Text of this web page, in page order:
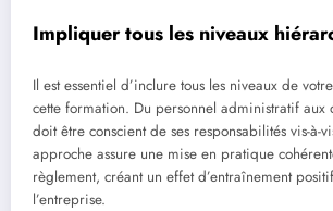
Impliquer tous les niveaux
Il est essentiel d’inclure tous les niveaux de
cette formation. Du personnel administratif aux
doit être conscient de ses responsabilités vis-à-
approche assure une mise en pratique
règlement, créant un effet d’entraînement
l’entreprise.